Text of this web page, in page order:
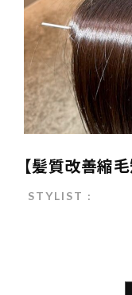
【髪質改善縮毛
STYLIST :